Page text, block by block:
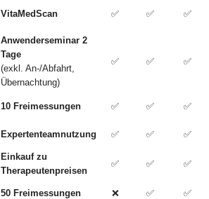
VitaMedScan ✅ ✅ ✅
Anwenderseminar 2
Tage
(exkl. An-/Abfahrt,
Übernachtung)
✅ ✅ ✅
10 Freimessungen ✅ ✅ ✅
Expertenteamnutzung ✅ ✅ ✅
Einkauf zu
Therapeutenpreisen
✅ ✅ ✅
50 Freimessungen ❌ ✅ ✅